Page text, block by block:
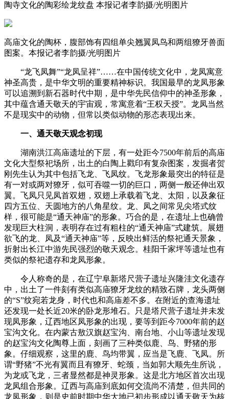
陶寺文化的陶彩绘龙纹盘 本报记者李韵摄/光明图片
高庙文化的陶杯，腹部饰有四组单尖翘翼凤鸟和两组獠牙兽面
图案。本报记者李韵摄/光明图片
“龙飞凤舞”“龙凤呈祥”……在中国传统文化中，龙凤寓意
神圣高贵，是中华文明的重要精神标识。我国最早的龙凤形象
可以追溯到新石器时代中期，是中华先民信仰中的神圣形象，
其中蕴含通天敬天的宇宙观，常寓意着“王权天授”。龙凤当然
不是现实中的动物，但常以类似动物的形态表现出来。
一、通天敬天观念初现
湖南洪江高庙遗址的下层，有一处距今7500年前后的高庙
文化大型祭祀场所，出土的白陶上戳印有复杂图案，发掘者贺
刚先生认为其中包括飞龙、飞凤纹。飞龙形象最突出的特征是
有一对或两对獠牙，似可吞噬一切的巨口，两侧一般还伸出双
翼。飞凤只见凤首双翅，双翅上承载着飞龙、太阳，以及象征
四方五位、天圆地方的八角星纹。龙、凤之间常见尖塔式纹
样，很可能是“通天神庙”的形象。巧合的是，在遗址上也确曾
发现巨大柱洞，表明存在过有粗柱的“通天神庙”式建筑。展翅
欲飞的龙、凤及“通天神庙”等，反映出鲜活的祭祀通天景象，
折射出长江中游先民强烈的敬天观念。桂阳千家坪等遗址也有
类似的祭祀遗存和龙凤形象。
令人称奇的是，在辽宁阜新塔尺营子遗址兴隆洼文化遗存
中，出土了一件刻有类似高庙獠牙龙纹的精致石牌，龙头两侧
的“S”纹宛若龙身，时代也和高庙差不多。在附近的查海遗址
还发现一处长近20米的卧龙形堆石。只是塔尺营子遗址并未发
现凤形象，辽西地区凤形象的出现，要等到距今7000年前的赵
宝沟文化。在内蒙古敖汉旗赵宝沟、南台地、小山等遗址发现
的赵宝沟文化陶尊上面，刻画了三种类似鹿、鸟、野猪的形
象。仔细观察，这里的鹿、鸟均带翼，应当是飞鹿、飞凤。所
谓“野猪”不光有翼而且有獠牙、蛇颈，当如郭大顺先生所说，
为龙或飞龙，三者显然都是神灵形象。这是北方地区首次出现
龙凤组合形象。辽西与高庙到底如何交流尚不清楚，但共同的
龙凤形象，则是史前时期中华大地已初步形成以通天敬天为核